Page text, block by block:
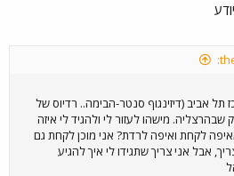
תל אביב (דיזינגוף סנטר-הבימה.. רדיוס של
שבהרצליה. מישהו לעזור לי ולהגיד לי איזה
לקחת ואיפה לרדת? אני מוכן לקחת גם
אבל אני צריך שתגידו לי איך להגיע